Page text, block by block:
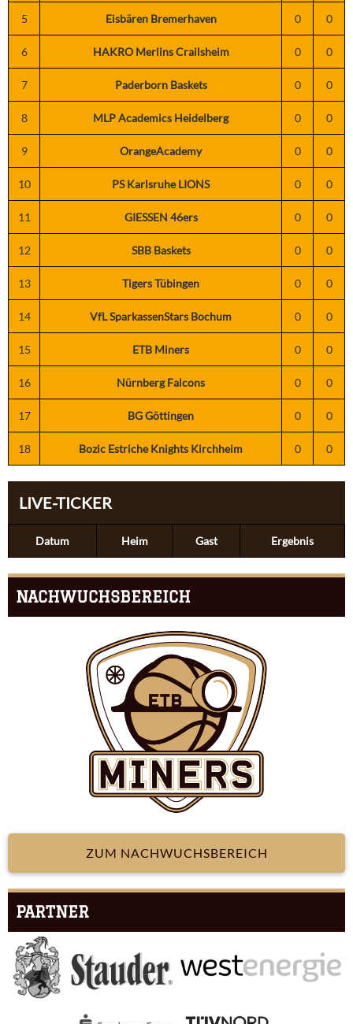
5 Eisbären Bremerhaven 0 0
6 HAKRO Merlins Crailsheim 0 0
7 Paderborn Baskets 0 0
8 MLP Academics Heidelberg 0 0
9 OrangeAcademy 0 0
10 PS Karlsruhe LIONS 0 0
11 GIESSEN 46ers 0 0
12 SBB Baskets 0 0
13 Tigers Tübingen 0 0
14 VfL SparkassenStars Bochum 0 0
15 ETB Miners 0 0
16 Nürnberg Falcons 0 0
17 BG Göttingen 0 0
18 Bozic Estriche Knights Kirchheim 0 0
LIVE-TICKER
Datum Heim Gast Ergebnis
NACHWUCHSBEREICH
ZUM NACHWUCHSBEREICH
PARTNER